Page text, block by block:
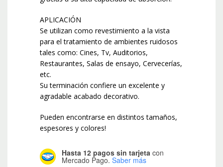
APLICACIÓN
Se utilizan como revestimiento a la vista
para el tratamiento de ambientes ruidosos
tales como: Cines, Tv, Auditorios,
Restaurantes, Salas de ensayo, Cervecerías,
etc.
Su terminación confiere un excelente y
agradable acabado decorativo.
Pueden encontrarse en distintos tamaños,
espesores y colores!
Hasta 12 pagos sin tarjeta con
Mercado Pago. Saber más